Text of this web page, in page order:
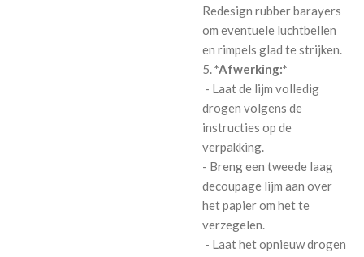
Redesign rubber barayers
om eventuele luchtbellen
en rimpels glad te strijken.
5.*Afwerking:*
- Laat de lijm volledig
drogen volgens de
instructies op de
verpakking.
- Breng een tweede laag
decoupage lijm aan over
het papier om het te
verzegelen.
- Laat het opnieuw drogen